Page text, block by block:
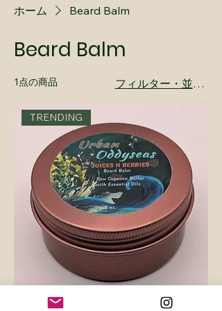
ホーム Beard Balm
Beard Balm
1点の商品 フィルター・並び替え
TRENDING